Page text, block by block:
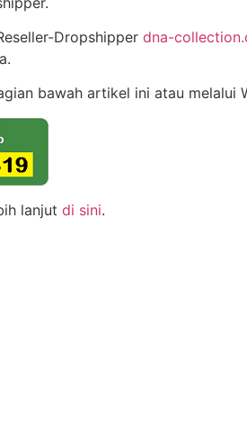
Dropshipper dna-
bawah artikel ini atau melalui
lanjut di sini.